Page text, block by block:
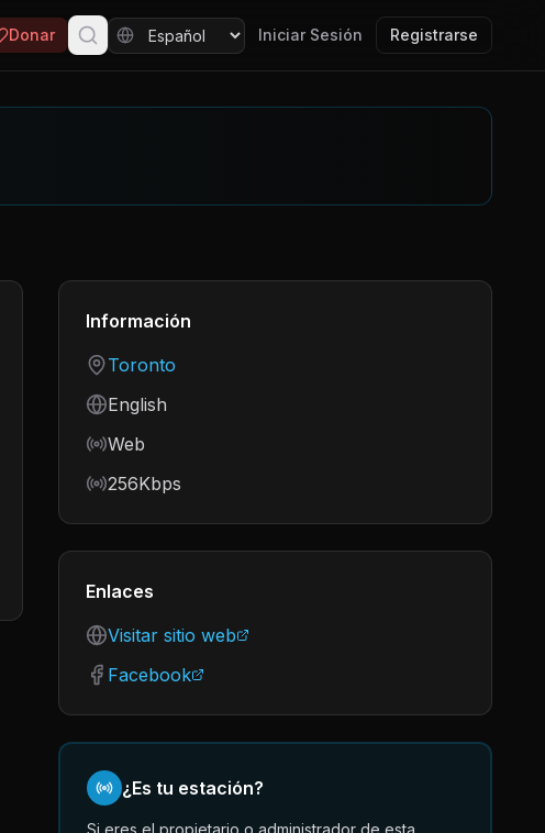
Donar Iniciar Sesión Registrarse
Información
Country
Toronto
Language
English
Frequency
Web
Bitrate
256Kbps
Enlaces
Visitar sitio web
Facebook
¿Es tu estación?
Si eres el propietario o administrador de esta